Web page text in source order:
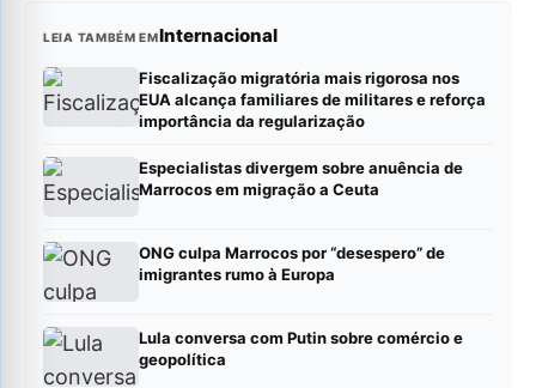
LEIA TAMBÉM EMInternacional
Fiscalização migratória mais rigorosa nos
EUA alcança familiares de militares e reforça
importância da regularização
Especialistas divergem sobre anuência de
Marrocos em migração a Ceuta
ONG culpa Marrocos por “desespero” de
imigrantes rumo à Europa
Lula conversa com Putin sobre comércio e
geopolítica